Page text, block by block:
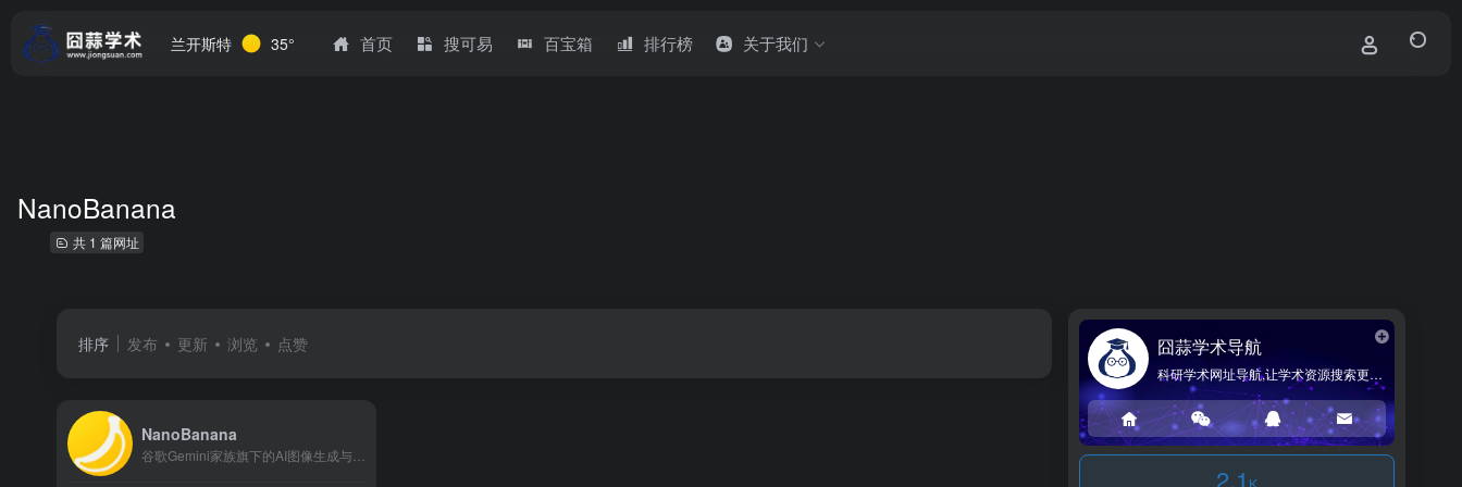
兰开斯特 35° 首页 搜可易 百宝箱 排行榜 关于我们
NanoBanana
共 1 篇网址
排序 发布 更新 浏览 点赞
NanoBanana
囧蒜学术导航
科研学术网址导航,让学术资源搜索更简单!
2.1 K